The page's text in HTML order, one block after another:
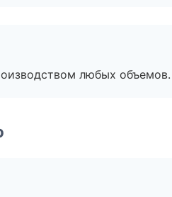
любых объемов.